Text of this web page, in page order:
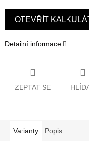
OTEVŘÍT
Detailní informace
ZEPTAT SE
Varianty Popis